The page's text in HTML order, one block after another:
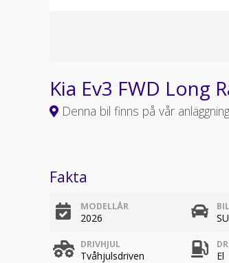
Kia Ev3 FWD Long
Denna bil finns på vår
Fakta
MODELLÅR
2026
DRIVHJUL
Tvåhjulsdriven El